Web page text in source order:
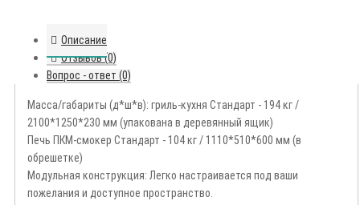
Описание
Отзывов (0)
Вопрос - ответ (0)
Масса/габариты (д*ш*в): гриль-кухня Стандарт - 194 кг /
2100*1250*230 мм (упакована в деревянный ящик)
Печь ПКМ-смокер Стандарт - 104 кг / 1110*510*600 мм (в
обрешетке)
Модульная конструкция: Легко настраивается под ваши
пожелания и доступное пространство.